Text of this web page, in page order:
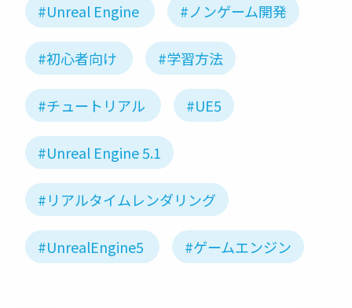
#Unreal Engine #ノンゲーム開発
#初心者向け #学習方法
#チュートリアル #UE5
#Unreal Engine 5.1
#リアルタイムレンダリング
#UnrealEngine5 #ゲームエンジン